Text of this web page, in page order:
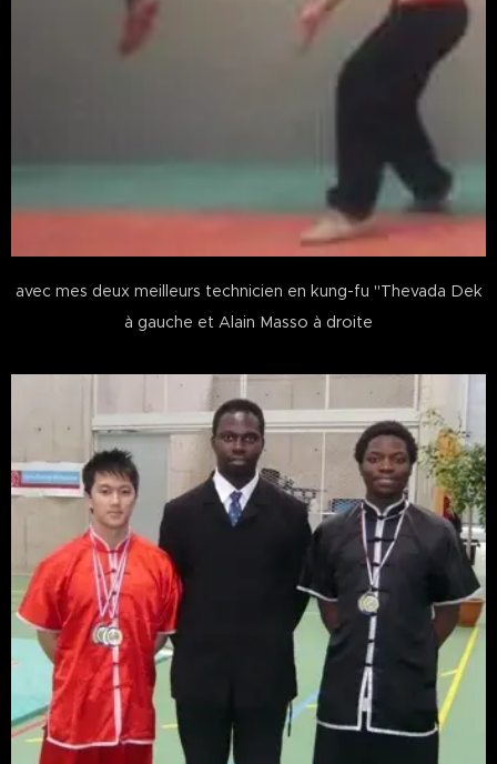
avec mes deux meilleurs technicien en kung-fu "Thevada Dek
à gauche et Alain Masso à droite